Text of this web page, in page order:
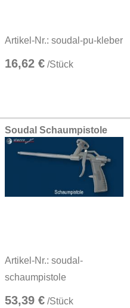
Artikel-Nr.: soudal-pu-kleber
16,62 € /Stück
Soudal Schaumpistole
Artikel-Nr.: soudal-
schaumpistole
53,39 € /Stück